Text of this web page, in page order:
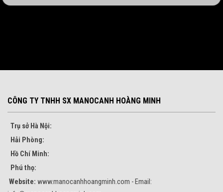
CÔNG TY TNHH SX MANOCANH HOÀNG MINH
Trụ sở Hà Nội:
Hải Phòng:
Hồ Chí Minh:
Phú thọ:
Website: www.manocanhhoangminh.com - Email: